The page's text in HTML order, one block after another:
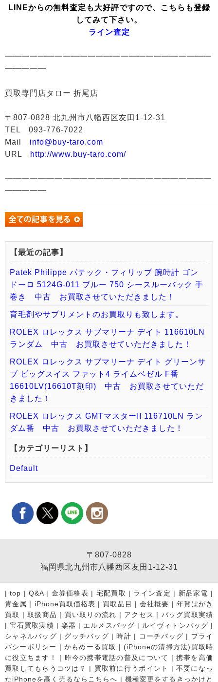
LINEからの無料査定も大好評ですので、こちらも登録
してみて下さい。
ライン査定
━━━━━━━━━━━━━━━━━━━━━━━━━
━━━━━
買取専門店タロー 折尾店
〒807-0828 北九州市八幡西区友田1-12-31
TEL 093-776-7022
Mail info@buy-taro.com
URL
http://www.buy-taro.com/
━━━━━━━━━━━━━━━━━━━━━━━━━
━━━━━
【最近の記事】
Patek Philippe パテック・フィリップ 腕時計 ゴン
ドーロ 5124G-011 ブルー 750 シースルーバック 手
巻き 中古 お買取させていただきました！
育毛剤やサプリメントのお買取りも致します。
ROLEX ロレックス サブマリーナ デイト 116610LN
ランダム 中古 お買取させていただきました！
ROLEX ロレックス サブマリーナ デイト グリーンサ
ブ ビッグスイス ファット4 ライムベゼル F番
16610LV(16610T刻印) 中古 お買取させていただ
きました！
ROLEX ロレックス GMTマスターII 116710LN ラン
ダム番 中古 お買取させていただきました！
【カテゴリーリスト】
Default
〒807-0828
福岡県北九州市八幡西区友田1-12-31
|top | Q&A| 金券価格表 | 宅配買取 | ライン査定 | 新品家電 |
貴金属 | iPhone買取価格表 | 買取品目 |会社概要 | 年賀はがき
買取
|取扱商品 | 買い取りの流れ | アクセス | バッグ買取実績
|宝石買取実績 | 楽器 | エルメスバッグ | ルイヴィトンバッグ |
シャネルバッグ | グッチバッグ |時計 | コーチバッグ | プライ
バシーポリシー |かもめーる買取 | (iPhoneの清掃方法)買取時
に役立ちます！
| 昨今の携帯電話の普及について | 携帯を高価
買取してもらうコツは？
| 買取前に行うポイント | 不要になっ
たiPhoneを高く売るならこちらへ | 機種変更をするきっかけと